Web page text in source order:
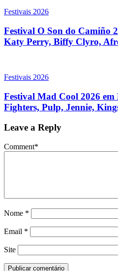
Festivais 2026
Festival O Son do Camiño
Katy Perry, Biffy Clyro,
Festivais 2026
Festival Mad Cool 2026
Fighters, Pulp, Jennie,
Leave a Reply
Comment*
Nome *
Email *
Site